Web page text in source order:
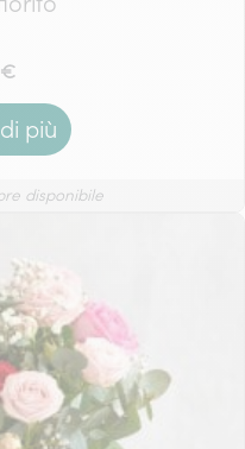
più
disponibile